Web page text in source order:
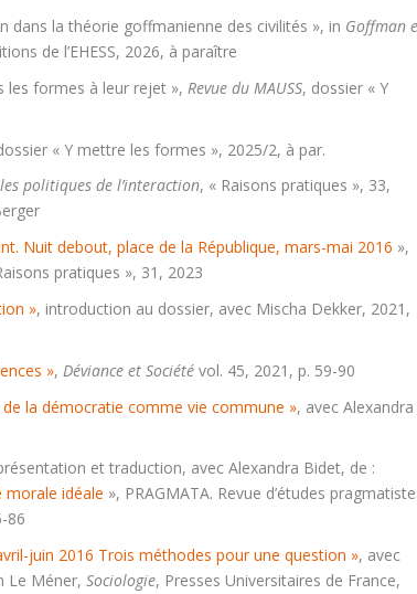
dans la théorie goffmanienne des civilités », in Goffman
de l’EHESS, 2026, à paraître
les formes à leur rejet », Revue du MAUSS, dossier « Y
« Y mettre les formes », 2025/2, à par.
politiques de l’interaction, « Raisons pratiques », 33,
Nuit debout, place de la République, mars-mai 2016 »,
pratiques », 31, 2023
», introduction au dossier, avec Mischa Dekker, 2021,
», Déviance et Société vol. 45, 2021, p. 59-90
la démocratie comme vie commune », avec Alexandra
et traduction, avec Alexandra Bidet, de :
idéale », PRAGMATA. Revue d’études
86
juin 2016 Trois méthodes pour une question », avec
Le Méner,Sociologie, Presses Universitaires de France,